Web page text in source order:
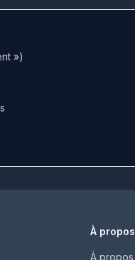
»)
À propos
À propos